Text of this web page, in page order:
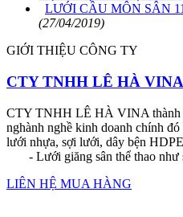
LƯỚI CẦU MÔN SÂN
(27/04/2019)
GIỚI THIỆU CÔNG TY
CTY TNHH LÊ HÀ
CTY TNHH LÊ HÀ VINA thành
nghành nghề kinh doanh chính
lưới nhựa, sợi lưới, dây bện
- Lưới giăng sân thể thao như
LIÊN HỆ MUA HÀNG